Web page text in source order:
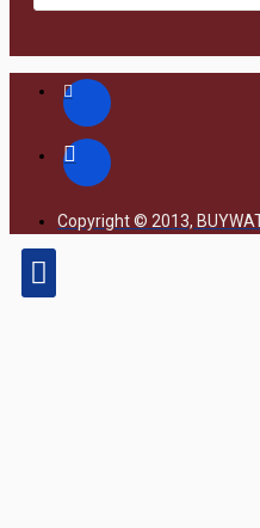
Copyright © 2013,